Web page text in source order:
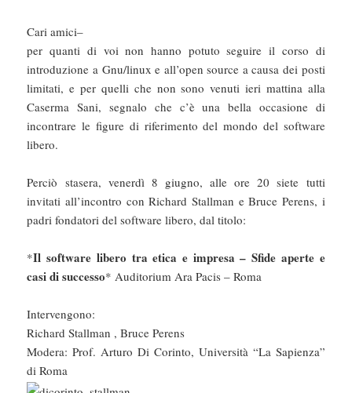
Cari amici–
per quanti di voi non hanno potuto seguire il corso di
introduzione a Gnu/linux e all’open source a causa dei posti
limitati, e per quelli che non sono venuti ieri mattina alla
Caserma Sani, segnalo che c’è una bella occasione di
incontrare le figure di riferimento del mondo del software
libero.
Perciò stasera, venerdì 8 giugno, alle ore 20 siete tutti
invitati all’incontro con Richard Stallman e Bruce Perens, i
padri fondatori del software libero, dal titolo:
*Il software libero tra etica e impresa – Sfide aperte e
casi di successo* Auditorium Ara Pacis – Roma
Intervengono:
Richard Stallman , Bruce Perens
Modera: Prof. Arturo Di Corinto, Università “La Sapienza”
di Roma